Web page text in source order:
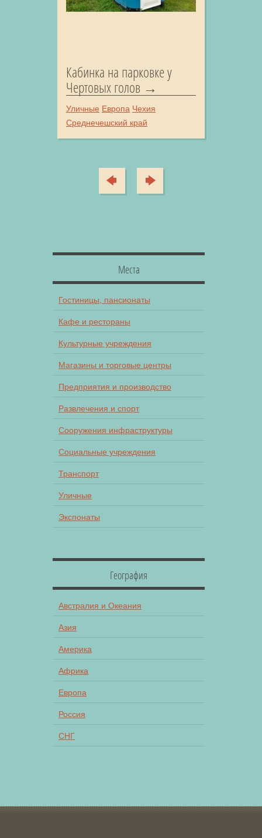
Кабинка на парковке у
Чертовых голов
Уличные Европа Чехия
Среднечешский край
Места
Гостиницы, пансионаты
Кафе и рестораны
Культурные учреждения
Магазины и торговые центры
Предприятия и производство
Развлечения и спорт
Сооружения инфраструктуры
Социальные учреждения
Транспорт
Уличные
Экспонаты
География
Австралия и Океания
Азия
Америка
Африка
Европа
Россия
СНГ